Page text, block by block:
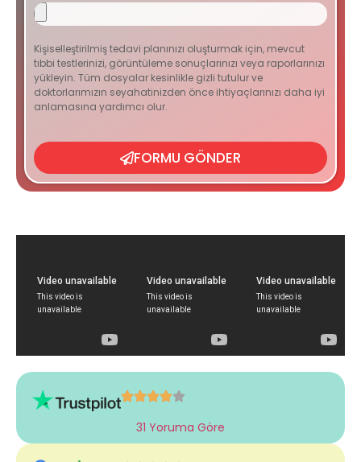
Kişiselleştirilmiş tedavi planınızı oluşturmak için, mevcut
tıbbi testlerinizi, görüntüleme sonuçlarınızı veya raporlarınızı
yükleyin. Tüm dosyalar kesinlikle gizli tutulur ve
doktorlarımızın seyahatinizden önce ihtiyaçlarınızı daha iyi
anlamasına yardımcı olur.
FORMU GÖNDER
31 Yoruma Göre